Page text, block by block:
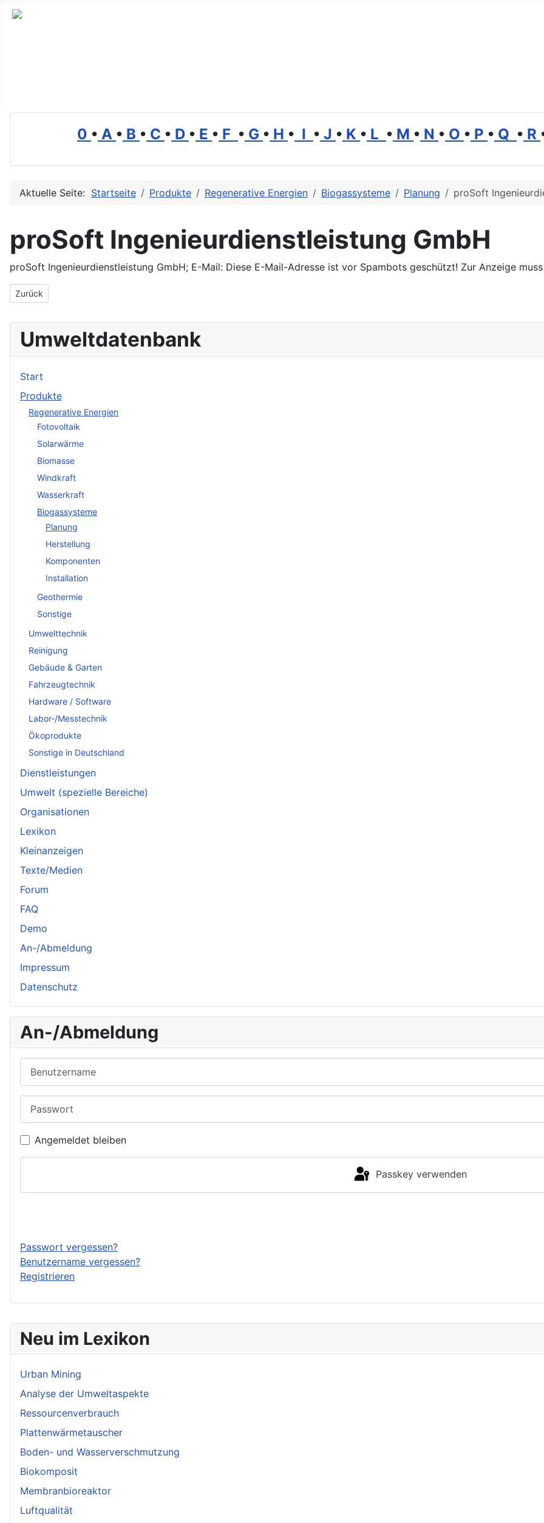
0 • A • B • C • D • E • F • G • H • I • J • K • L • M • N • O • P • Q • R
Neu im Lexikon
Urban Mining
Analyse der Umweltaspekte
Ressourcenverbrauch
Plattenwärmetauscher
Boden- und Wasserverschmutzung
Biokomposit
Membranbioreaktor
Luftqualität
Aktuelle Seite: Startseite Produkte Regenerative Energien Biogassysteme Planung proSoft
proSoft Ingenieurdienstleistung GmbH
proSoft Ingenieurdienstleistung GmbH; E-Mail: Diese E-Mail-Adresse ist vor Spambots geschützt! Zur Anzeige
Vorheriger Beitrag: prodomus Dresden GmbH
Zurück
Umweltdatenbank
Start
Produkte
Regenerative Energien
Fotovoltaik
Solarwärme
Biomasse
Windkraft
Wasserkraft
Biogassysteme
Planung
Herstellung
Komponenten
Installation
Geothermie
Sonstige
Umwelttechnik
Reinigung
Gebäude & Garten
Fahrzeugtechnik
Hardware / Software
Labor-/Messtechnik
Ökoprodukte
Sonstige in Deutschland
Dienstleistungen
Umwelt (spezielle Bereiche)
Organisationen
Lexikon
Kleinanzeigen
Texte/Medien
Forum
FAQ
Demo
An-/Abmeldung
Impressum
Datenschutz
An-/Abmeldung
Angemeldet bleiben
Passkey verwenden
Passwort vergessen?
Benutzername vergessen?
Registrieren